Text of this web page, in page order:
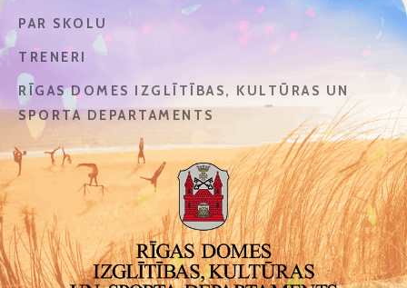
PAR SKOLU
TRENERI
RĪGAS DOMES IZGLĪTĪBAS, KULTŪRAS UN
SPORTA DEPARTAMENTS